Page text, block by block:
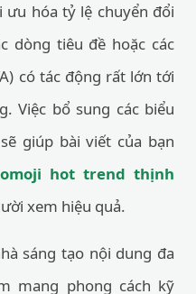
ưu hóa tỷ lệ chuyển đổi
dòng tiêu đề hoặc các
có tác động rất lớn tới
Việc bổ sung các biểu
giúp bài viết của bạn
hot trend thịnh
xem hiệu quả.
sáng tạo nội dung đa
mang phong cách kỹ